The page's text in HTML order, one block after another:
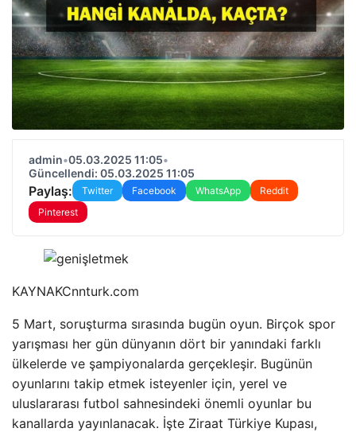
admin•05.03.2025 11:05•
Güncellendi: 05.03.2025 11:05
Paylaş: Twitter Facebook WhatsApp
Reddit
Pinterest
KAYNAKCnnturk.com
5 Mart, soruşturma sırasında bugün oyun. Birçok spor
yarışması her gün dünyanın dört bir yanındaki farklı
ülkelerde ve şampiyonalarda gerçekleşir. Bugünün
oyunlarını takip etmek isteyenler için, yerel ve
uluslararası futbol sahnesindeki önemli oyunlar bu
kanallarda yayınlanacak. İşte Ziraat Türkiye Kupası,